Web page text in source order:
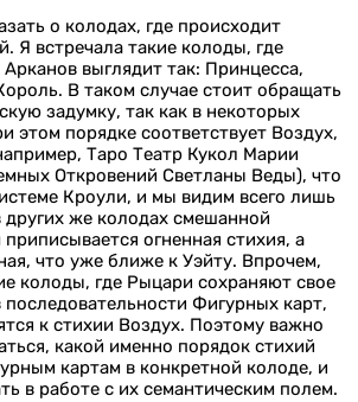
о колодах, где происходит
Я встречала такие колоды, где
выглядит так: Принцесса,
В таком случае стоит обращать
задумку, так как в некоторых
этом порядке соответствует Воздух,
Таро Театр Кукол Марии
Откровений Светланы Веды), что
Кроули, и мы видим всего лишь
других же колодах смешанной
огненная стихия, а
что уже ближе к Уэйту. Впрочем,
колоды, где Рыцари сохраняют свое
последовательности Фигурных карт,
к стихии Воздух. Поэтому важно
какой именно порядок стихий
картам в конкретной колоде, и
в работе с их семантическим полем.